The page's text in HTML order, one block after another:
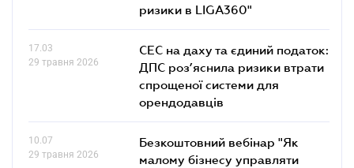
ризики в LIGA360"
17.03
29 травня 2026
СЕС на даху та єдиний податок:
ДПС роз’яснила ризики втрати
спрощеної системи для
орендодавців
10.07
29 травня 2026
Безкоштовний вебінар "Як
малому бізнесу управляти